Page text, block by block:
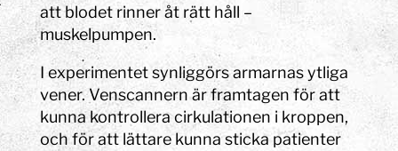
att blodet rinner åt rätt håll –
muskelpumpen.
I experimentet synliggörs armarnas ytliga
vener. Venscannern är framtagen för att
kunna kontrollera cirkulationen i kroppen,
och för att lättare kunna sticka patienter